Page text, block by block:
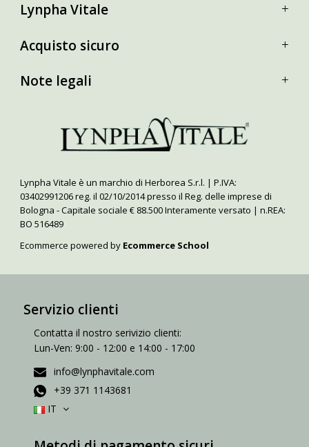
Lynpha Vitale
Acquisto sicuro
Note legali
Lynpha Vitale è un marchio di Herborea S.r.l. | P.IVA:
03402991206 reg. il 02/10/2014 presso il Reg. delle imprese di
Bologna - Capitale sociale € 88.500 Interamente versato | n.REA:
BO 516489
Ecommerce powered by Ecommerce School
Servizio clienti
Contatta il nostro serivizio clienti:
Lun-Ven: 9:00 - 12:00 e 14:00 - 17:00
info@lynphavitale.com
+39 371 1143681
IT